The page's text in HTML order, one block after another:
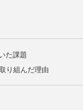
た課題
り組んだ理由